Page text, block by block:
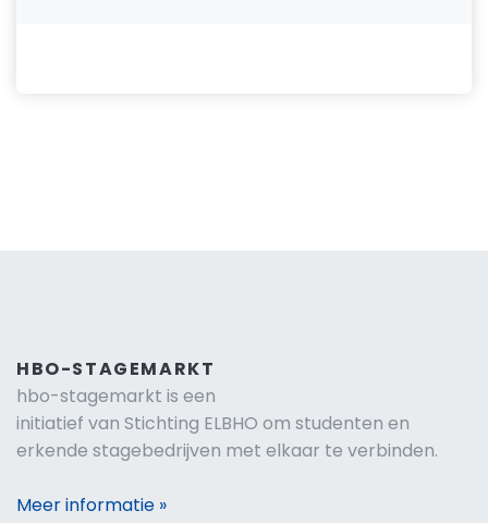
HBO-STAGEMARKT
hbo-stagemarkt is een
initiatief van Stichting ELBHO om studenten en
erkende stagebedrijven met elkaar te verbinden.
Meer informatie »